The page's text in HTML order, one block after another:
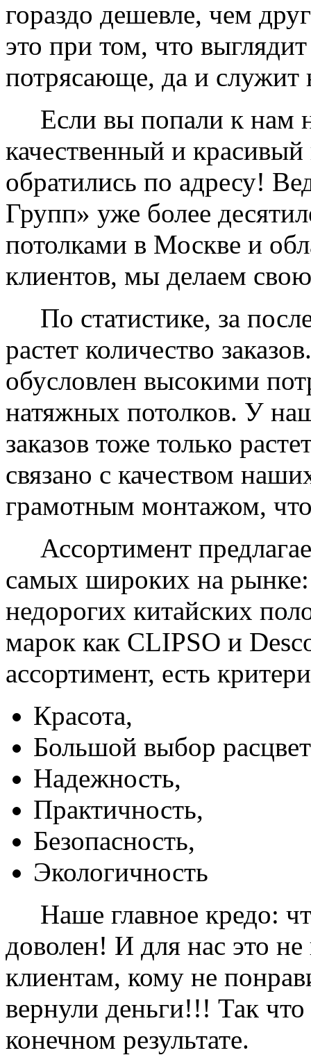
гораздо дешевле, чем
это при том, что
потрясающе, да и служит
Если вы попали к нам
качественный и
обратились по адресу!
Групп» уже более
потолками в Москве и
клиентов, мы делаем
По статистике, за
растет количество
обусловлен высокими
натяжных потолков. У
заказов тоже только
связано с качеством
грамотным монтажом,
Ассортимент
самых широких на
недорогих китайских
марок как CLIPSO и
ассортимент, есть
Красота,
Большой выбор
Надежность,
Практичность,
Безопасность,
Экологичность
Наше главное кредо:
доволен! И для нас это
клиентам, кому не
вернули деньги!!! Так
конечном результате.